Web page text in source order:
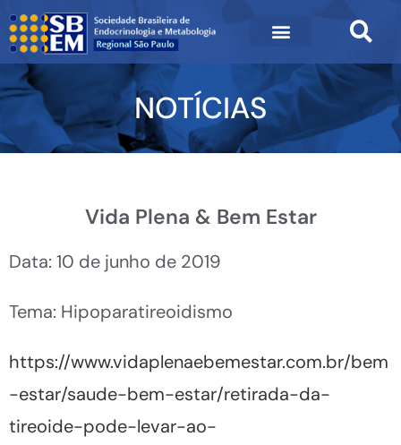
NOTÍCIAS
Vida Plena & Bem Estar
Data: 10 de junho de 2019
Tema: Hipoparatireoidismo
https://www.vidaplenaebemestar.com.br/bem
-estar/saude-bem-estar/retirada-da-
tireoide-pode-levar-ao-